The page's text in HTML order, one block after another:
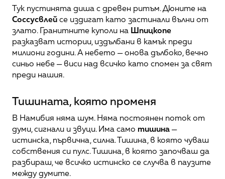
Соссусвлей се издигат като застинали вълни от
злато. Гранитните куполи на Шпицкопе
разказват истории, издълбани в камък преди
милиони години. А небето — онова дълбоко, вечно
синьо небе — виси над всичко като спомен за свят
преди нашия.
Тишината, която променя
В Намибия няма шум. Няма постоянен поток от
думи, сигнали и звуци. Има само тишина —
истинска, първична, силна. Тишина, в която чуваш
собствения си пулс. Тишина, в която започваш да
разбираш, че всичко истинско се случва в паузите
между думите.